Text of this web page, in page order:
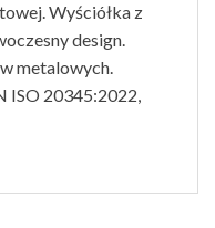
Wyściółka z
design.
metalowych.
ISO 20345:2022,